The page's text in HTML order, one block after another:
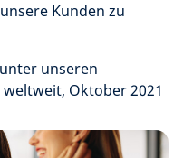
Kunden zu
unseren
Oktober 2021